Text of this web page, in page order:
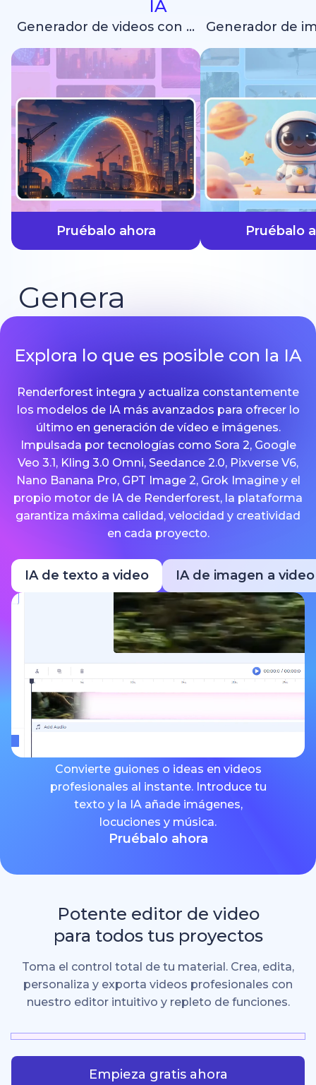
IA
Generador de videos con IA
Pruébalo ahora Pruébalo
Genera
más rápido
Explora lo que es posible con la IA
Renderforest integra y actualiza constantemente
los modelos de IA más avanzados para ofrecer lo
último en generación de vídeo e imágenes.
Impulsada por tecnologías como Sora 2, Google
Veo 3.1, Kling 3.0 Omni, Seedance 2.0, Pixverse V6,
Nano Banana Pro, GPT Image 2, Grok Imagine y el
propio motor de IA de Renderforest, la plataforma
garantiza máxima calidad, velocidad y creatividad
en cada proyecto.
IA de texto a video IA de imagen a video
Convierte guiones o ideas en videos
profesionales al instante. Introduce tu
texto y la IA añade imágenes,
locuciones y música.
Pruébalo ahora
Potente editor de video
para todos tus proyectos
Toma el control total de tu material. Crea, edita,
personaliza y exporta videos profesionales con
nuestro editor intuitivo y repleto de funciones.
Empieza gratis ahora